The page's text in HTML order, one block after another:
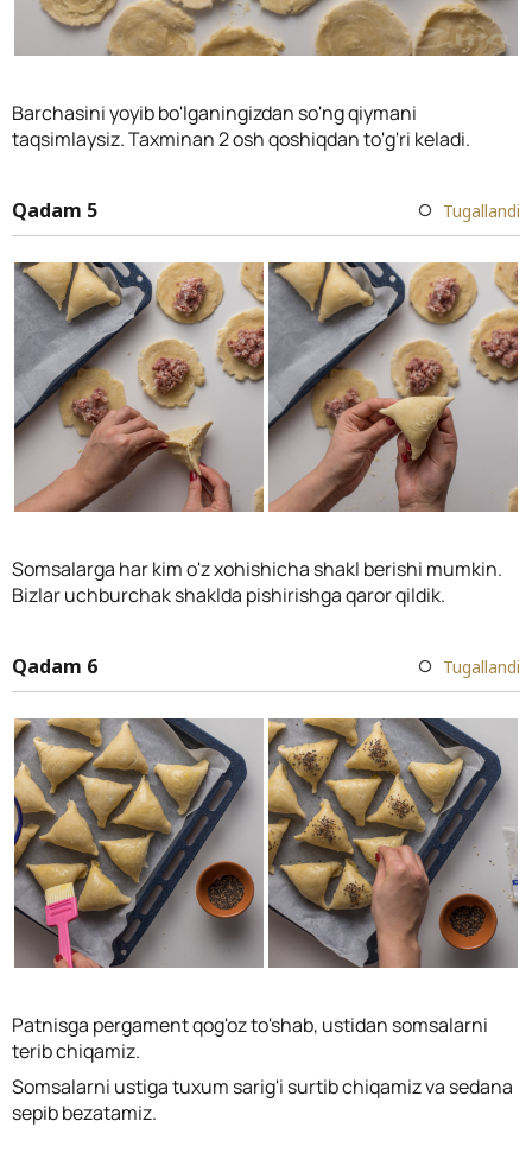
Barchasini yoyib bo'lganingizdan so'ng qiymani
taqsimlaysiz. Taxminan 2 osh qoshiqdan to'g'ri keladi.
Qadam 5 Tugallandi
Somsalarga har kim o'z xohishicha shakl berishi mumkin.
Bizlar uchburchak shaklda pishirishga qaror qildik.
Qadam 6 Tugallandi
Patnisga pergament qog'oz to'shab, ustidan somsalarni
terib chiqamiz.
Somsalarni ustiga tuxum sarig'i surtib chiqamiz va sedana
sepib bezatamiz.